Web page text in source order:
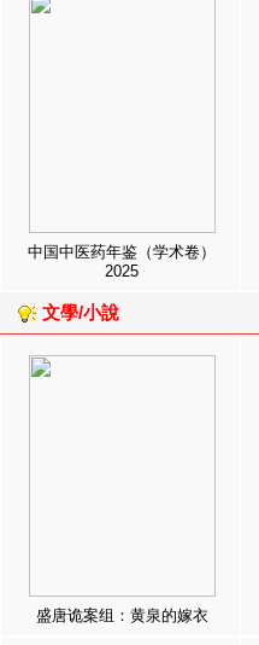
中国中医药年鉴（学术卷）
2025
文學/小說
盛唐诡案组：黄泉的嫁衣